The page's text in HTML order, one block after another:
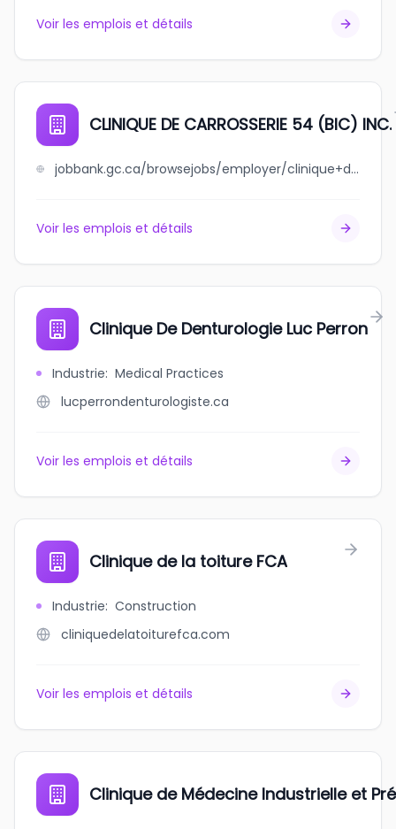
Voir les emplois et détails
CLINIQUE DE CARROSSERIE 54 (BIC) INC.
jobbank.gc.ca/browsejobs/employer/clinique+de+carrosserie+54++++%28bic%29+inc./ca
Voir les emplois et détails
Clinique De Denturologie Luc Perron
Industrie: Medical Practices
lucperrondenturologiste.ca
Voir les emplois et détails
Clinique de la toiture FCA
Industrie: Construction
cliniquedelatoiturefca.com
Voir les emplois et détails
Clinique de Médecine Industrielle et